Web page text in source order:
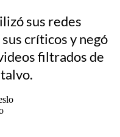
sus redes
críticos y negó
filtrados de